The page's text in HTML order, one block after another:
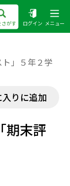
がす ログイン メニュー
」５年２学
入りに追加
期末評